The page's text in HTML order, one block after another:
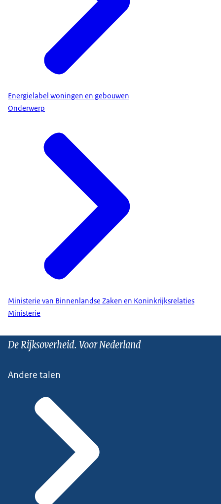
Energielabel woningen en gebouwen
Onderwerp
Ministerie van Binnenlandse Zaken en Koninkrijksrelaties
Ministerie
De Rijksoverheid. Voor Nederland
Andere talen